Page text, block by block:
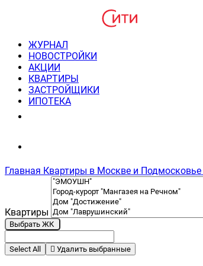
ЖУРНАЛ
НОВОСТРОЙКИ
АКЦИИ
КВАРТИРЫ
ЗАСТРОЙЩИКИ
ИПОТЕКА
Главная Квартиры в Москве и Подмосковье
Квартиры
Выбрать ЖК
Select All Удалить выбранные